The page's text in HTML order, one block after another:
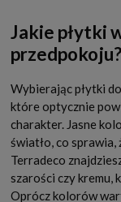
Jakie płytki
przedpokoju?
Wybierając płytki
które optycznie
charakter. Jasne
światło, co
Terradeco
szarości czy kremu,
Oprócz kolorów